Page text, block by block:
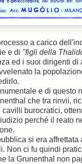
a carico
e di "figli della
ed i suoi dirigenti di
la
e di questo
che tra rinvii,
burocratici,
perché il reato
si era affrettata
Non ci fu quindi
la Grunenthal non